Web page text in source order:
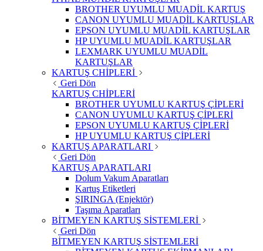
BROTHER UYUMLU MUADİL KARTUŞ
CANON UYUMLU MUADİL KARTUŞLAR
EPSON UYUMLU MUADİL KARTUŞLAR
HP UYUMLU MUADİL KARTUŞLAR
LEXMARK UYUMLU MUADİL
KARTUŞLAR
KARTUŞ CHİPLERİ
Geri Dön
KARTUŞ CHİPLERİ
BROTHER UYUMLU KARTUŞ ÇİPLERİ
CANON UYUMLU KARTUŞ ÇİPLERİ
EPSON UYUMLU KARTUŞ ÇİPLERİ
HP UYUMLU KARTUŞ ÇİPLERİ
KARTUŞ APARATLARI
Geri Dön
KARTUŞ APARATLARI
Dolum Vakum Aparatları
Kartuş Etiketleri
ŞIRINGA (Enjektör)
Taşıma Aparatları
BİTMEYEN KARTUŞ SİSTEMLERİ
Geri Dön
BİTMEYEN KARTUŞ SİSTEMLERİ